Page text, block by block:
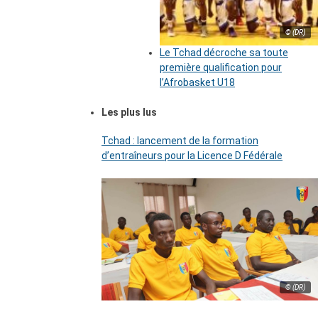
© (DR)
Le Tchad décroche sa toute
première qualification pour
l’Afrobasket U18
Les plus lus
Tchad : lancement de la formation
d’entraîneurs pour la Licence D Fédérale
© (DR)